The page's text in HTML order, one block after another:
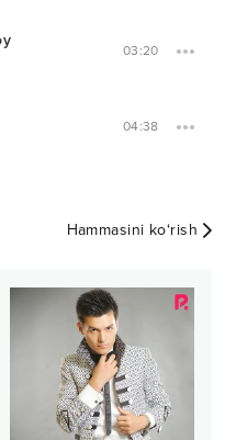
03:20
04:38
Hammasini ko‘rish